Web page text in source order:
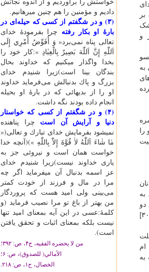
و
به
را
دو
به
داديم و مؤمنين را هم چنين ميرهانيم.
(۳) و در شگفتم از كسى كه حيله‌اى در
بارۀ او بكار رفته چرا بفرمودۀ خداى
تعالى پناه نمى‌برد« وَ أُفَوِّضُ‌ أَمْرِي إِلَى
اَللّٰهِ‌ إِنَّ‌ اَللّٰهَ‌ بَصِيرٌ بِالْعِبٰادِ »:كار خود را
بخدا واگذار ميكنيم كه خداوند بحال
بندگان بينا است)زيرا شنيدم خداى
بزرگ و پاك بدنبالش مى‌فرمايد خداوند
او را از بديهائى كه در بارۀ او بحيله
انجام داده بودند نگه داشت.
(۴) و در شگفتم از كسى كه خواستار
دنيا و آرايش آن است چرا پناهنده
نميشود بفرمايش خداى تبارك و تعالى(«
مٰا شٰاءَ اَللّٰهُ‌ لاٰ قُوَّةَ‌ إِلاّٰ بِاللّٰهِ‌ »)(آنچه خدا
خواست همان است و نيروئى جز به
يارى خداوند نيست)زيرا شنيدم خداى
عز اسمه بدنبال آن ميفرمايد اگر چه
مرا در مال و فرزند از خودت كمتر
مى‌بينى ولى اميد هست كه پروردگار
من بهتر از باغ تو مرا نصيب فرمايد (و
كلمۀ:عسى در اين آيه بمعناى اميد تنها
نيست بلكه بمعناى اثبات و تحقق يافتن
است).
من لا يحضره الفقيه، ج‏۴، ص: ۳۹۲؛
الأمالي( للصدوق)، ص: ۶؛
الخصال، ج‏۱، ص: ۲۱۸.